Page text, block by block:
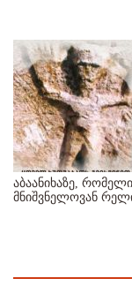
აბაანიხაზე,
მნიშვნელოვან